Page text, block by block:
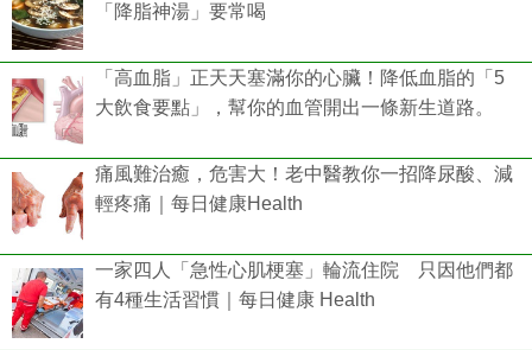
「降脂神湯」要常喝
「高血脂」正天天塞滿你的心臟！降低血脂的「5
大飲食要點」，幫你的血管開出一條新生道路。
痛風難治癒，危害大！老中醫教你一招降尿酸、減
輕疼痛｜每日健康Health
一家四人「急性心肌梗塞」輪流住院 只因他們都
有4種生活習慣｜每日健康 Health